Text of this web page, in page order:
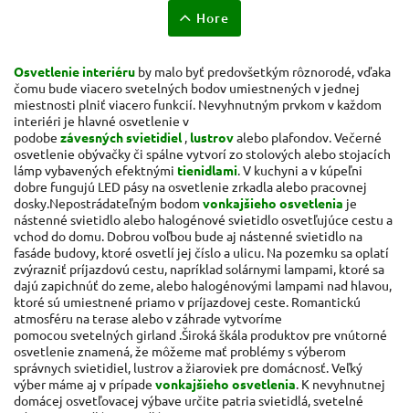
Hore
Osvetlenie interiéru by malo byť predovšetkým rôznorodé, vďaka
čomu bude viacero svetelných bodov umiestnených v jednej
miestnosti plniť viacero funkcií. Nevyhnutným prvkom v každom
interiéri je hlavné osvetlenie v
podobe závesnýchsvietidiel, lustrovalebo plafondov. Večerné
osvetlenie obývačky či spálne vytvorí zo stolových alebo stojacích
lámp vybavených efektnými tienidlami. V kuchyni a v kúpeľni
dobre fungujú LED pásy na osvetlenie zrkadla alebo pracovnej
dosky.Nepostrádateľným bodom vonkajšieho osvetlenia je
nástenné svietidlo alebo halogénové svietidlo osvetľujúce cestu a
vchod do domu. Dobrou voľbou bude aj nástenné svietidlo na
fasáde budovy, ktoré osvetlí jej číslo a ulicu. Na pozemku sa oplatí
zvýrazniť príjazdovú cestu, napríklad solárnymi lampami, ktoré sa
dajú zapichnúť do zeme, alebo halogénovými lampami nad hlavou,
ktoré sú umiestnené priamo v príjazdovej ceste. Romantickú
atmosféru na terase alebo v záhrade vytvoríme
pomocou svetelných girland .Široká škála produktov pre vnútorné
osvetlenie znamená, že môžeme mať problémy s výberom
správnych svietidiel, lustrov a žiaroviek pre domácnosť. Veľký
výber máme aj v prípade vonkajšieho osvetlenia. K nevyhnutnej
domácej osvetľovacej výbave určite patria svietidlá, svetelné